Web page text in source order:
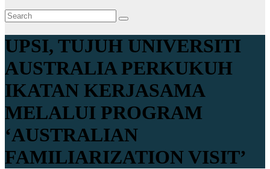
UPSI, TUJUH UNIVERSITI
AUSTRALIA PERKUKUH
IKATAN KERJASAMA
MELALUI PROGRAM
‘AUSTRALIAN
FAMILIARIZATION VISIT’